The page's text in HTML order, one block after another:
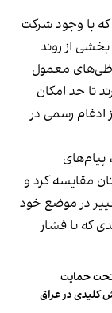
با وجود شرکت
بخشی از روند
معمول
تا حد امکان
ادغام رسمی در
پیام‌های
مقایسه کرد و
در موضع خود
که با فشار
حمایت
در عراق